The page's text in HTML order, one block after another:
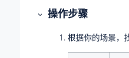
操作步骤
根据你的场景，